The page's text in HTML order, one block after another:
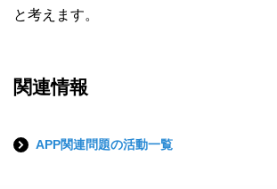
と考えます。
関連情報
APP関連問題の活動一覧